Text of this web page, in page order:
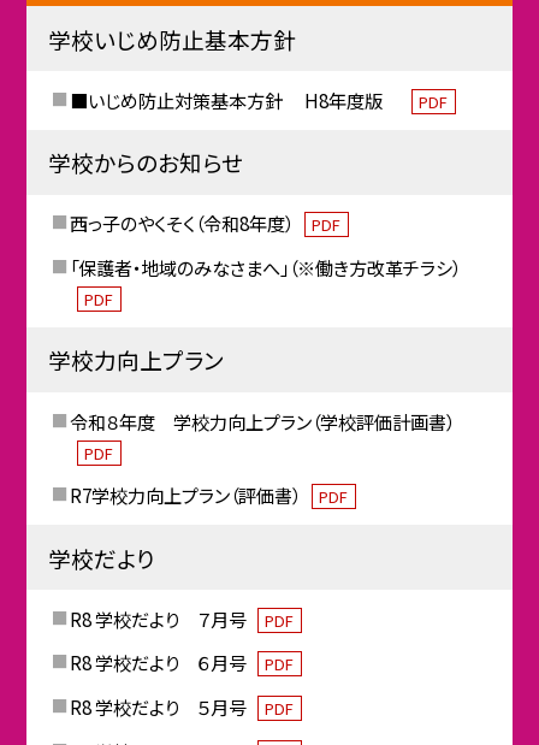
学校いじめ防止基本方針
■いじめ防止対策基本方針 H8年度版 PDF
学校からのお知らせ
西っ子のやくそく（令和8年度） PDF
「保護者・地域のみなさまへ」（※働き方改革チラシ）
PDF
学校力向上プラン
令和８年度 学校力向上プラン（学校評価計画書）
PDF
R7学校力向上プラン（評価書） PDF
学校だより
R8 学校だより ７月号 PDF
R8 学校だより ６月号 PDF
R8 学校だより ５月号 PDF